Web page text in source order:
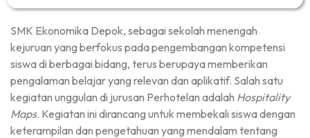
SMK Ekonomika Depok, sebagai sekolah menengah
kejuruan yang berfokus pada pengembangan kompetensi
siswa di berbagai bidang, terus berupaya memberikan
pengalaman belajar yang relevan dan aplikatif. Salah satu
kegiatan unggulan di jurusan Perhotelan adalah Hospitality
Maps. Kegiatan ini dirancang untuk membekali siswa dengan
keterampilan dan pengetahuan yang mendalam tentang